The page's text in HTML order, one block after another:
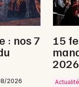
: nos 7
2026
15